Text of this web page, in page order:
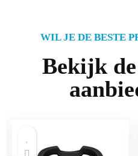
WIL JE DE BESTE
Bekijk